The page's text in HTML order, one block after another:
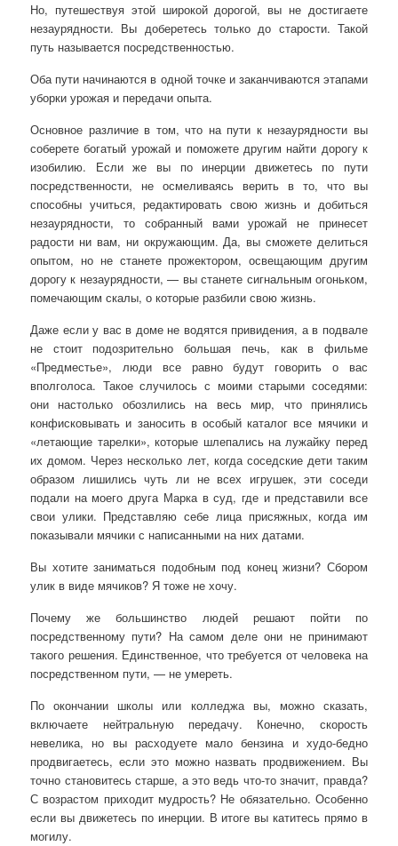
Но, путешествуя этой широкой дорогой, вы не достигаете
незаурядности. Вы доберетесь только до старости. Такой
путь называется посредственностью.
Оба пути начинаются в одной точке и заканчиваются этапами
уборки урожая и передачи опыта.
Основное различие в том, что на пути к незаурядности вы
соберете богатый урожай и поможете другим найти дорогу к
изобилию. Если же вы по инерции движетесь по пути
посредственности, не осмеливаясь верить в то, что вы
способны учиться, редактировать свою жизнь и добиться
незаурядности, то собранный вами урожай не принесет
радости ни вам, ни окружающим. Да, вы сможете делиться
опытом, но не станете прожектором, освещающим другим
дорогу к незаурядности, — вы станете сигнальным огоньком,
помечающим скалы, о которые разбили свою жизнь.
Даже если у вас в доме не водятся привидения, а в подвале
не стоит подозрительно большая печь, как в фильме
«Предместье», люди все равно будут говорить о вас
вполголоса. Такое случилось с моими старыми соседями:
они настолько обозлились на весь мир, что принялись
конфисковывать и заносить в особый каталог все мячики и
«летающие тарелки», которые шлепались на лужайку перед
их домом. Через несколько лет, когда соседские дети таким
образом лишились чуть ли не всех игрушек, эти соседи
подали на моего друга Марка в суд, где и представили все
свои улики. Представляю себе лица присяжных, когда им
показывали мячики с написанными на них датами.
Вы хотите заниматься подобным под конец жизни? Сбором
улик в виде мячиков? Я тоже не хочу.
Почему же большинство людей решают пойти по
посредственному пути? На самом деле они не принимают
такого решения. Единственное, что требуется от человека на
посредственном пути, — не умереть.
По окончании школы или колледжа вы, можно сказать,
включаете нейтральную передачу. Конечно, скорость
невелика, но вы расходуете мало бензина и худо-бедно
продвигаетесь, если это можно назвать продвижением. Вы
точно становитесь старше, а это ведь что-то значит, правда?
С возрастом приходит мудрость? Не обязательно. Особенно
если вы движетесь по инерции. В итоге вы катитесь прямо в
могилу.